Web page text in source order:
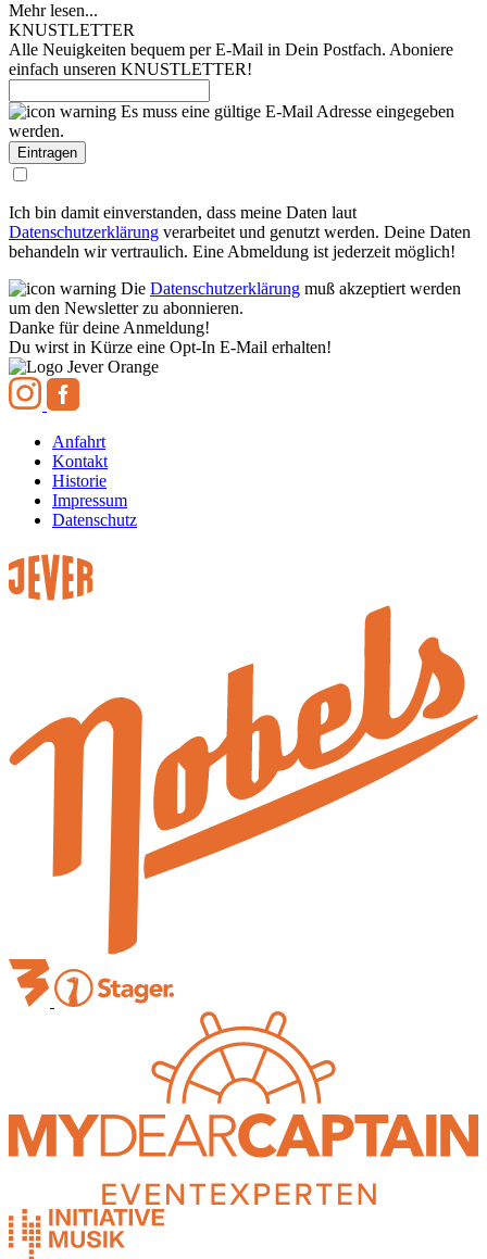
Mehr lesen...
KNUSTLETTER
Alle Neuigkeiten bequem per E-Mail in Dein Postfach. Aboniere
einfach unseren KNUSTLETTER!
Es muss eine gültige E-Mail Adresse eingegeben
werden.
Ich bin damit einverstanden, dass meine Daten laut
Datenschutzerklärung verarbeitet und genutzt werden. Deine Daten
behandeln wir vertraulich. Eine Abmeldung ist jederzeit möglich!
Die Datenschutzerklärung muß akzeptiert werden
um den Newsletter zu abonnieren.
Danke für deine Anmeldung!
Du wirst in Kürze eine Opt-In E-Mail erhalten!
Anfahrt
Kontakt
Historie
Impressum
Datenschutz